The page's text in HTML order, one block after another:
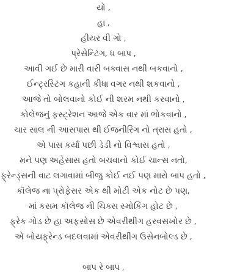
યો ,
હા ,
હીયર વી ગો ,
પ્રેસેન્ટિંગ, ધ બાપ ,
આવી ગઈ છે મારી વારી બક્વાસ નથી બકવાનો ,
ઈન્ટ્રસ્ટિંગ કહાની કીધા વગર નથી શકવાનો ,
આજે તો બોલવાનો કોઈ ની શરમ નથી ‌કરવાનો ,
કોલેજનું ફસ્ટ્રેશન આજે એક વાર માં ભોકવાનો ,
ચાર સાલ ની આસપાસ થી ઈજનીરિંગ નો ત્રાસ હતો ,
એ પાસ કર્યા પછી ડેડી નો વિશ્વાસ હતો ,
મને પણ અહેસાસ હતો બચવાનો કોઈ ચાન્સ નતો,
ફ્રેન્ડ્સની વાટ લગાવામાં બીજુ કોઈ નઈ પણ મારો બાપ હતો ,
કૉલેજ ના પ્રોફેસર એક થી મોટી એક નોટ છે પણ,
માં કસમ કૉલેજ ની ચિક્સ સ્મોકિંગ હોટ છે ,
ફ્રેક ગોડ છે હા અફસોસ છે એવરીથીંગ હરવસખોર છે ,
એ બોયફ્રેન્ડ બદલવામાં એવરીથીંગ ઉસેનબોલ્ડ છે ,
બાપ રે બાપ ,